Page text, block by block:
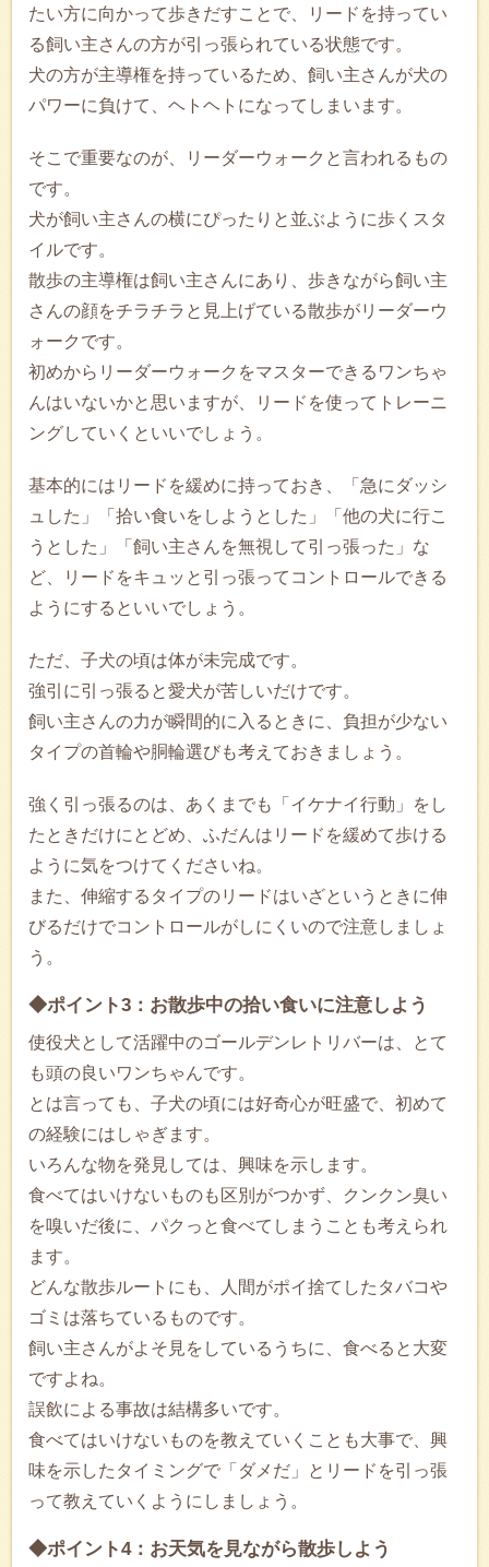
たい方に向かって歩きだすことで、リードを持ってい
る飼い主さんの方が引っ張られている状態です。
犬の方が主導権を持っているため、飼い主さんが犬の
パワーに負けて、ヘトヘトになってしまいます。
そこで重要なのが、リーダーウォークと言われるもの
です。
犬が飼い主さんの横にぴったりと並ぶように歩くスタ
イルです。
散歩の主導権は飼い主さんにあり、歩きながら飼い主
さんの顔をチラチラと見上げている散歩がリーダーウ
ォークです。
初めからリーダーウォークをマスターできるワンちゃ
んはいないかと思いますが、リードを使ってトレーニ
ングしていくといいでしょう。
基本的にはリードを緩めに持っておき、「急にダッシ
ュした」「拾い食いをしようとした」「他の犬に行こ
うとした」「飼い主さんを無視して引っ張った」な
ど、リードをキュッと引っ張ってコントロールできる
ようにするといいでしょう。
ただ、子犬の頃は体が未完成です。
強引に引っ張ると愛犬が苦しいだけです。
飼い主さんの力が瞬間的に入るときに、負担が少ない
タイプの首輪や胴輪選びも考えておきましょう。
強く引っ張るのは、あくまでも「イケナイ行動」をし
たときだけにとどめ、ふだんはリードを緩めて歩ける
ように気をつけてくださいね。
また、伸縮するタイプのリードはいざというときに伸
びるだけでコントロールがしにくいので注意しましょ
う。
◆ポイント3：お散歩中の拾い食いに注意しよう
使役犬として活躍中のゴールデンレトリバーは、とて
も頭の良いワンちゃんです。
とは言っても、子犬の頃には好奇心が旺盛で、初めて
の経験にはしゃぎます。
いろんな物を発見しては、興味を示します。
食べてはいけないものも区別がつかず、クンクン臭い
を嗅いだ後に、パクっと食べてしまうことも考えられ
ます。
どんな散歩ルートにも、人間がポイ捨てしたタバコや
ゴミは落ちているものです。
飼い主さんがよそ見をしているうちに、食べると大変
ですよね。
誤飲による事故は結構多いです。
食べてはいけないものを教えていくことも大事で、興
味を示したタイミングで「ダメだ」とリードを引っ張
って教えていくようにしましょう。
◆ポイント4：お天気を見ながら散歩しよう